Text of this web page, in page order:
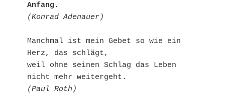
Anfang.
(Konrad Adenauer)
Manchmal ist mein Gebet so wie ein
Herz, das schlägt,
weil ohne seinen Schlag das Leben
nicht mehr weitergeht.
(Paul Roth)